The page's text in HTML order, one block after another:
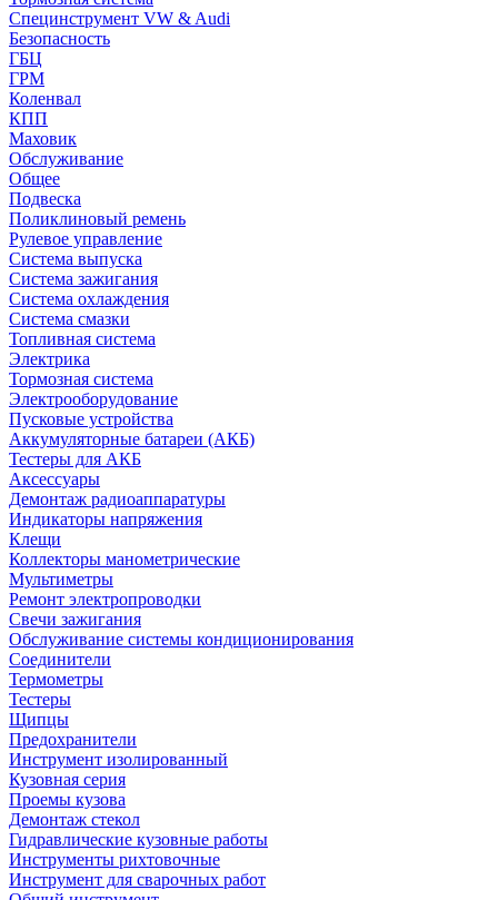
Специнструмент VW & Audi
Безопасность
ГБЦ
ГРМ
Коленвал
КПП
Маховик
Обслуживание
Общее
Подвеска
Поликлиновый ремень
Рулевое управление
Система выпуска
Система зажигания
Система охлаждения
Система смазки
Топливная система
Электрика
Тормозная система
Электрооборудование
Пусковые устройства
Аккумуляторные батареи (АКБ)
Тестеры для АКБ
Аксессуары
Демонтаж радиоаппаратуры
Индикаторы напряжения
Клещи
Коллекторы манометрические
Мультиметры
Ремонт электропроводки
Свечи зажигания
Обслуживание системы кондиционирования
Соединители
Термометры
Тестеры
Щипцы
Предохранители
Инструмент изолированный
Кузовная серия
Проемы кузова
Демонтаж стекол
Гидравлические кузовные работы
Инструменты рихтовочные
Инструмент для сварочных работ